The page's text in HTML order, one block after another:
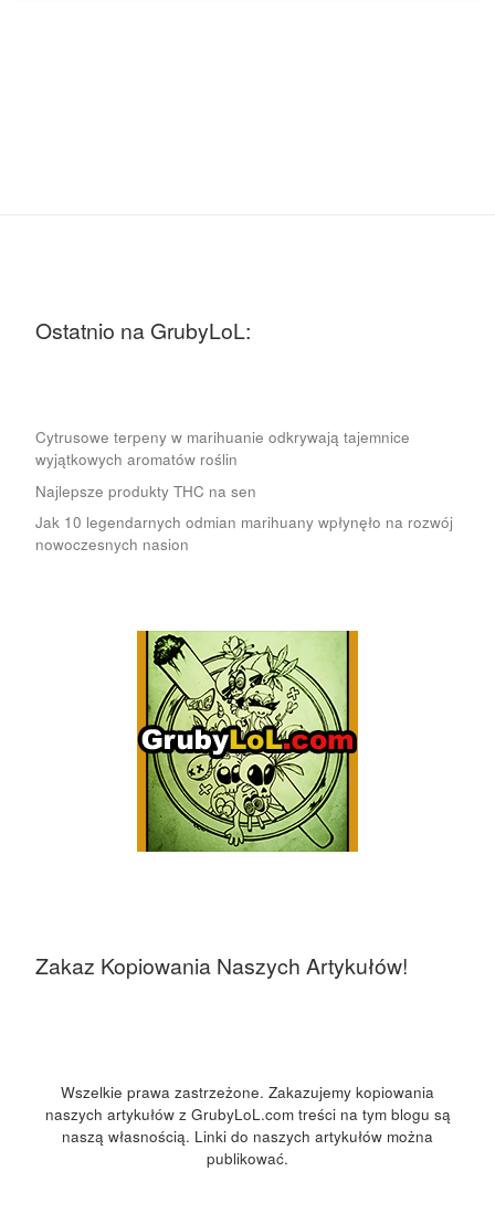
Ostatnio na GrubyLoL:
Cytrusowe terpeny w marihuanie odkrywają tajemnice
wyjątkowych aromatów roślin
Najlepsze produkty THC na sen
Jak 10 legendarnych odmian marihuany wpłynęło na rozwój
nowoczesnych nasion
Zakaz Kopiowania Naszych Artykułów!
Wszelkie prawa zastrzeżone. Zakazujemy kopiowania
naszych artykułów z GrubyLoL.com treści na tym blogu są
naszą własnością. Linki do naszych artykułów można
publikować.